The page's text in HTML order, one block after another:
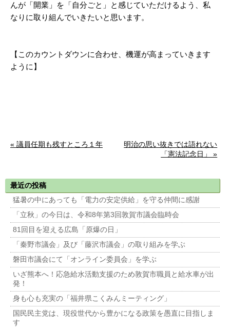
んが「開業」を「自分ごと」と感じていただけるよう、私
なりに取り組んでいきたいと思います。
【このカウントダウンに合わせ、機運が高まっていきます
ように】
« 議員任期も残すところ１年
明治の思い抜きでは語れない
「憲法記念日」 »
最近の投稿
猛暑の中にあっても「電力の安定供給」を守る仲間に感謝
「立秋」の今日は、令和8年第3回敦賀市議会臨時会
81回目を迎える広島「原爆の日」
「秦野市議会」及び「藤沢市議会」の取り組みを学ぶ
磐田市議会にて「オンライン委員会」を学ぶ
いざ熊本へ！応急給水活動支援のため敦賀市職員と給水車が出
発！
身も心も充実の「福井県こくみんミーティング」
国民民主党は、現役世代から豊かになる政策を愚直に目指しま
す